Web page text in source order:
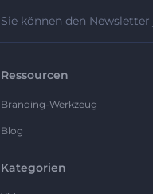
Sie können den
Ressourcen
Branding-Werkzeug
Blog
Kategorien